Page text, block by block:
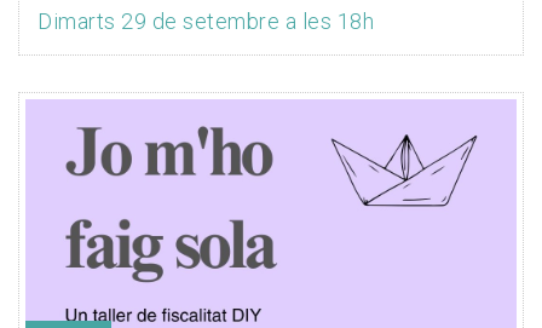
Dimarts 29 de setembre a les 18h